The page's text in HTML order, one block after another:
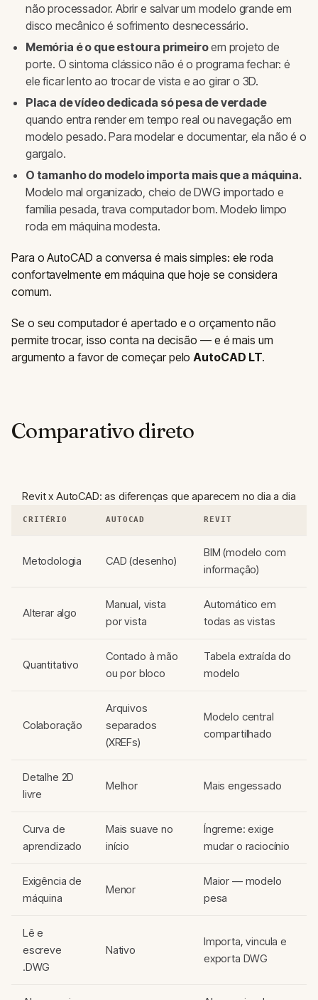
não processador. Abrir e salvar um modelo grande em
disco mecânico é sofrimento desnecessário.
Memória é o que estoura primeiroem projeto de
porte. O sintoma clássico não é o programa fechar: é
ele ficar lento ao trocar de vista e ao girar o 3D.
Placa de vídeo dedicada só pesa de verdade
quando entra render em tempo real ou navegação em
modelo pesado. Para modelar e documentar, ela não é o
gargalo.
O tamanho do modelo importa mais que a máquina.
Modelo mal organizado, cheio de DWG importado e
família pesada, trava computador bom. Modelo limpo
roda em máquina modesta.
Para o AutoCAD a conversa é mais simples: ele roda
confortavelmente em máquina que hoje se considera
comum.
Se o seu computador é apertado e o orçamento não
permite trocar, isso conta na decisão — e é mais um
argumento a favor de começar pelo AutoCAD LT.
Comparativo direto
Revit x AutoCAD: as diferenças que aparecem no dia a dia
CRITÉRIO AUTOCAD REVIT
Metodologia CAD (desenho)
BIM (modelo com
informação)
Alterar algo
Manual, vista
por vista
Automático em
todas as vistas
Quantitativo
Contado à mão
ou por bloco
Tabela extraída do
modelo
Colaboração
Arquivos
separados
(XREFs)
Modelo central
compartilhado
Detalhe 2D
livre
Melhor Mais engessado
Curva de
aprendizado
Mais suave no
início
Íngreme: exige
mudar o raciocínio
Exigência de
máquina
Menor
Maior — modelo
pesa
Lê e
escreve
.DWG
Nativo
Importa, vincula e
exporta DWG